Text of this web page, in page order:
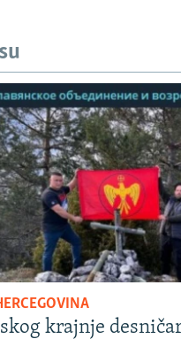
krajnje